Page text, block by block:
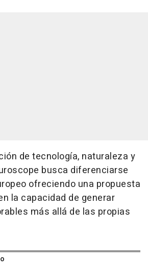
de tecnología, naturaleza y
busca diferenciarse
ofreciendo una propuesta
la capacidad de generar
más allá de las propias